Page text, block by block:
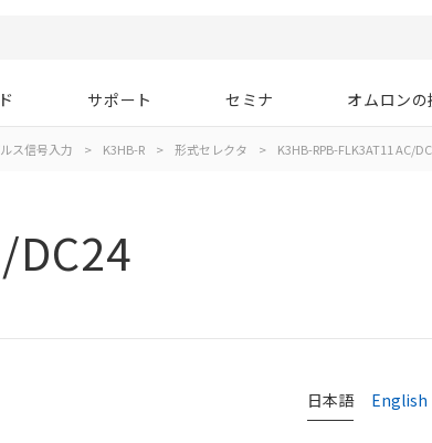
サポート セミナ オムロン
ス信号入力 > K3HB-R > 形式セレクタ > K3HB-RPB-FLK3AT11 AC/
DC24
日本語 English